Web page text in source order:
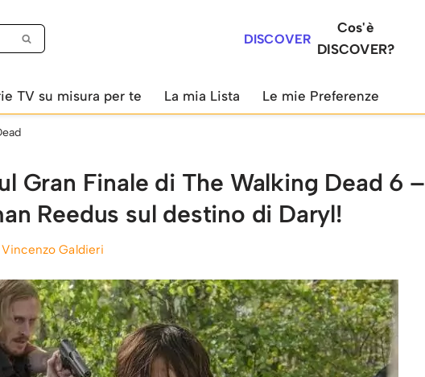
DISCOVER
Cos'è
DISCOVER?
TV su misura per te La mia Lista Le mie Preferenze
Gran Finale di The Walking Dead 6 –
Reedus sul destino di Daryl!
Vincenzo Galdieri